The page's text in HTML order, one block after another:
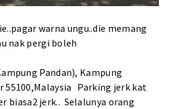
warna ungu..die memang
nak pergi boleh
Pandan), Kampung
55100,Malaysia Parking jerk kat
biasa2 jerk.. Selalunya orang